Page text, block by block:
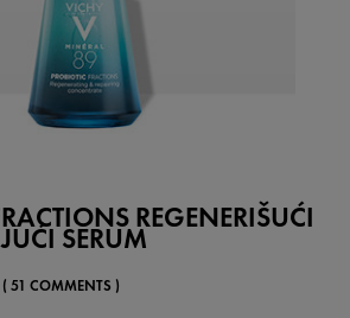
REGENERIŠUĆI
SERUM
( 51 COMMENTS )